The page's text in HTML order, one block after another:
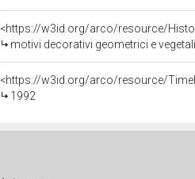
<https://w3id.org/arco/resource/
motivi decorativi geometrici e
<https://w3id.org/arco/resource/
1992